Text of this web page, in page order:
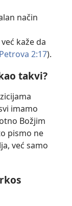
način
kaže da
2:17).
takvi?
imamo
Božjim
pismo ne
već samo